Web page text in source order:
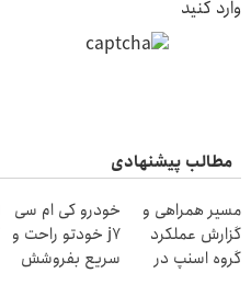
وارد کنید
مطالب پیشنهادی
مسیر همراهی و
گزارش عملکرد
گروه اسنپ در
خودرو کی ام سی
j7 خودتو راحت و
سریع بفروشش